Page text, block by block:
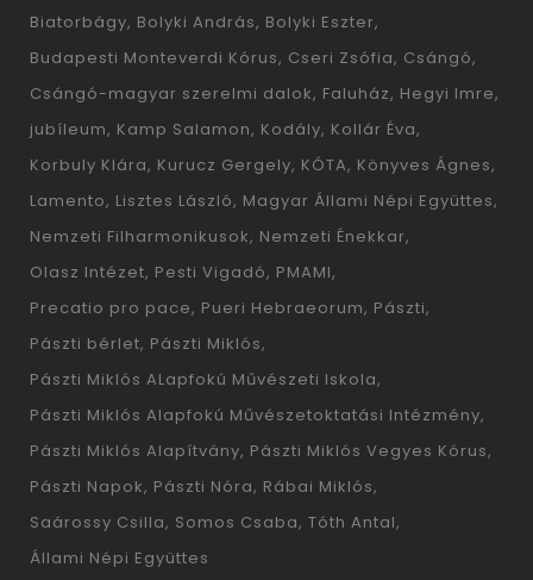
Biatorbágy Bolyki András Bolyki Eszter
Budapesti Monteverdi Kórus Cseri Zsófia Csángó
Csángó-magyar szerelmi dalok Faluház Hegyi Imre
jubíleum Kamp Salamon Kodály Kollár Éva
Korbuly Klára Kurucz Gergely KÓTA Könyves Ágnes
Lamento Lisztes László Magyar Állami Népi Együttes
Nemzeti Filharmonikusok Nemzeti Énekkar
Olasz Intézet Pesti Vigadó PMAMI
Precatio pro pace Pueri Hebraeorum Pászti
Pászti bérlet Pászti Miklós
Pászti Miklós ALapfokú Művészeti Iskola
Pászti Miklós Alapfokú Művészetoktatási Intézmény
Pászti Miklós Alapítvány Pászti Miklós Vegyes Kórus
Pászti Napok Pászti Nóra Rábai Miklós
Saárossy Csilla Somos Csaba Tóth Antal
Állami Népi Együttes